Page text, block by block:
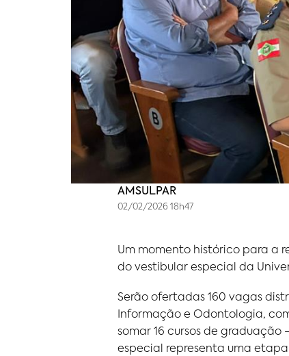
AMSULPAR
02/02/2026 18h47
Um momento histórico para a
do vestibular especial da
Serão ofertadas 160 vagas
Informação e Odontologia,
somar 16 cursos de
especial representa uma